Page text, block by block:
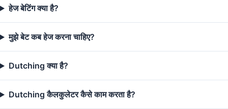
हेज बेटिंग क्या है?
मुझे बेट कब हेज करना चाहिए?
Dutching क्या है?
Dutching कैलकुलेटर कैसे काम करता है?